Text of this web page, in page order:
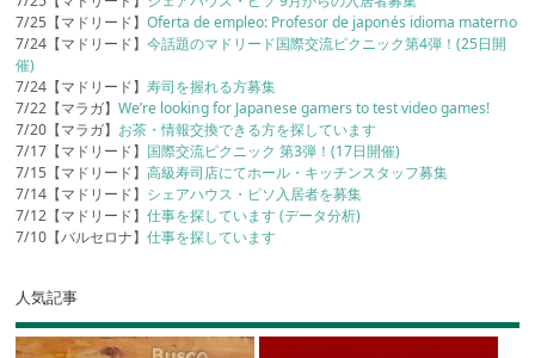
7/25【マドリード】Oferta de empleo: Profesor de japonés idioma materno
7/24【マドリード】今話題のマドリード国際交流ピクニック第4弾！(25日開
催)
7/24【マドリード】寿司を握れる方募集
7/22【マラガ】We’re looking for Japanese gamers to test video games!
7/20【マラガ】 お茶・情報交換できる方を探しています
7/17【マドリード】 国際交流ピクニック 第3弾！(17日開催)
7/15【マドリード】高級寿司店にてホール・キッチンスタッフ募集
7/14【マドリード】 シェアハウス・ピソ入居者を募集
7/12【マドリード】仕事を探しています (データ分析)
7/10【バルセロナ】仕事を探しています
人気記事